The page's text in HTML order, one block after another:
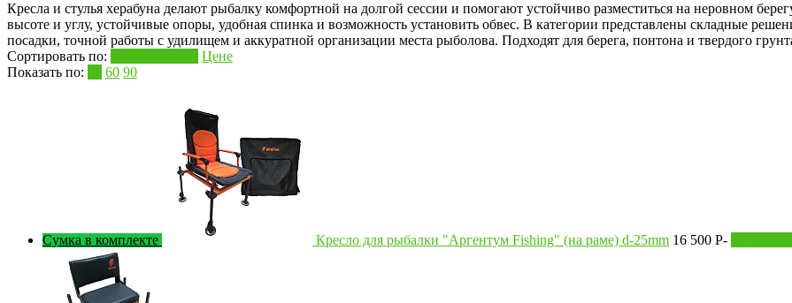
Кресла и стулья херабуна делают рыбалку комфортной на долгой сессии и помогают устойчиво разместиться на неровном
высоте и углу, устойчивые опоры, удобная спинка и возможность установить обвес. В категории представлены складные
посадки, точной работы с удилищем и аккуратной организации места рыболова. Подходят для берега, понтона и твердого
Сортировать по:
Цене
Показать по:
60 90
Сумка в комплекте Кресло для рыбалки "Аргентум Fishing" (на раме) d-25mm 16 500 P-